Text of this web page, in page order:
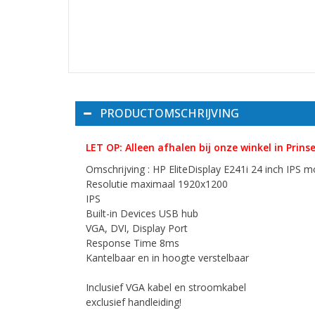
PRODUCTOMSCHRIJVING
LET OP: Alleen afhalen bij onze winkel in
Omschrijving : HP EliteDisplay E241i 24 inch IPS
Resolutie maximaal 1920x1200
IPS
Built-in Devices USB hub
VGA, DVI, Display Port
Response Time 8ms
Kantelbaar en in hoogte verstelbaar
Inclusief VGA kabel en stroomkabel
exclusief handleiding!